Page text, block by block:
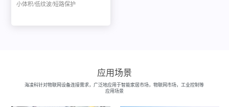
小体积/低纹波/短路保护
应用场景
海凌科针对物联网设备连接需求，广泛地应用于智能家居市场，物联网市场，工业控制等
应用场景